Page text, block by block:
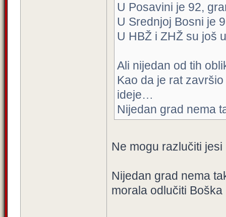
U Posavini je 92,
U Srednjoj Bosni je
U HBŽ i ZHŽ su još
Ali nijedan od tih
Kao da je rat
ideje…
Nijedan grad nema
Ne mogu razlučiti
Nijedan grad nema
morala odlučiti